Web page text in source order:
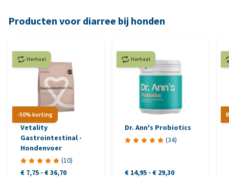
Producten voor diarree bij honden
-50% korting
Herhaal
Vetality
Gastrointestinal -
Hondenvoer
(10)
€ 7,75 - € 36,70
Herhaal
Dr. Ann's Probiotics
(34)
€ 14,95 - € 29,30